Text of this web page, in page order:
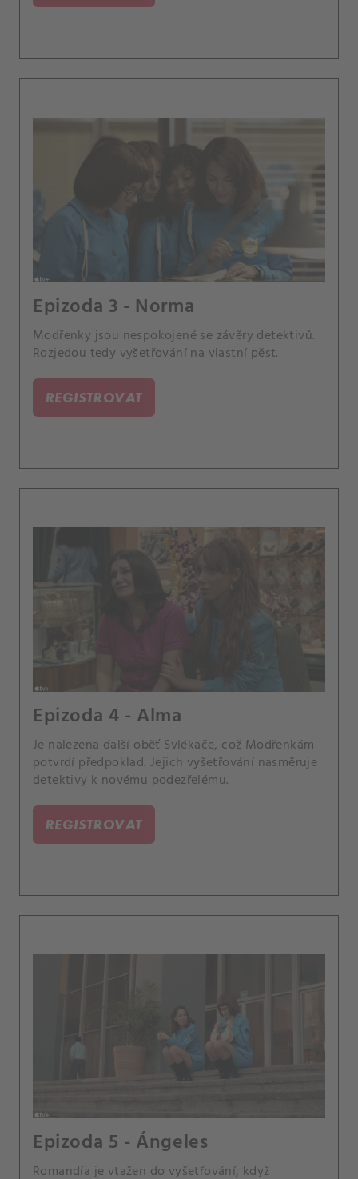
Epizoda 3 - Norma
Modřenky jsou nespokojené se závěry detektivů.
Rozjedou tedy vyšetřování na vlastní pěst.
REGISTROVAT
Epizoda 4 - Alma
Je nalezena další oběť Svlékače, což Modřenkám
potvrdí předpoklad. Jejich vyšetřování nasměruje
detektivy k novému podezřelému.
REGISTROVAT
Epizoda 5 - Ángeles
Romandía je vtažen do vyšetřování, když